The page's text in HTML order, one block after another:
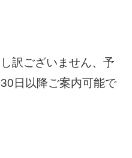
訳ございません、予
日以降ご案内可能で